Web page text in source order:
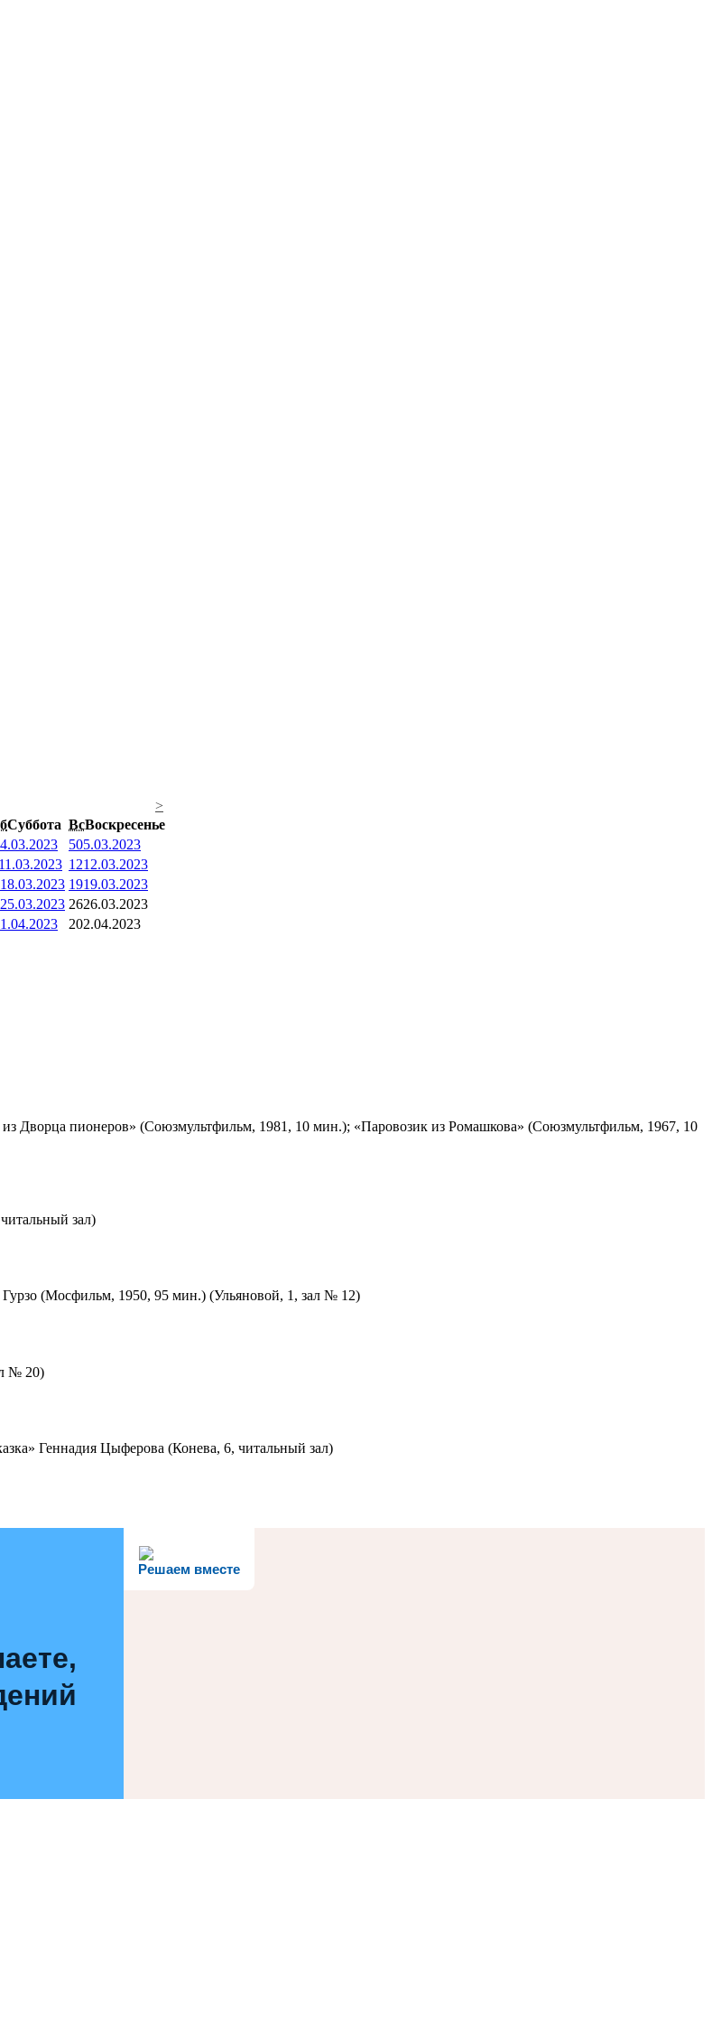
>
Суббота ВсВоскресенье
505.03.2023
11.03.2023 1212.03.2023
18.03.2023 1919.03.2023
25.03.2023 2626.03.2023
202.04.2023
пионеров» (Союзмультфильм, 1981, 10 мин.); «Паровозик из Ромашкова» (Союзмультфильм, 1967, 10
зал)
(Мосфильм, 1950, 95 мин.) (Ульяновой, 1, зал № 12)
№ 20)
Геннадия Цыферова (Конева, 6, читальный зал)
Решаем вместе